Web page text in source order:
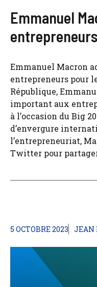
Emmanuel
Emmanuel Macron
entrepreneurs pour
République,
important aux
à l’occasion du Big
d’envergure
l’entrepreneuriat,
Twitter pour
5 OCTOBRE 2023 JEAN